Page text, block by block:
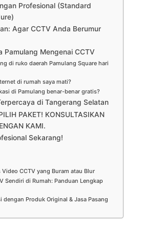
Profesional (Standard
Agar CCTV Anda Berumur
Pamulang Mengenai CCTV
di ruko daerah Pamulang Square hari
di rumah saya mati?
di Pamulang benar-benar gratis?
di Tangerang Selatan
PAKET! KONSULTASIKAN
KAMI.
Sekarang!
Video CCTV yang Buram atau Blur
Sendiri di Rumah: Panduan Lengkap
dengan Produk Original & Jasa Pasang